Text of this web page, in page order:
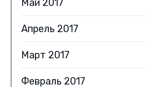
Апрель 2017
Март 2017
Февраль 2017